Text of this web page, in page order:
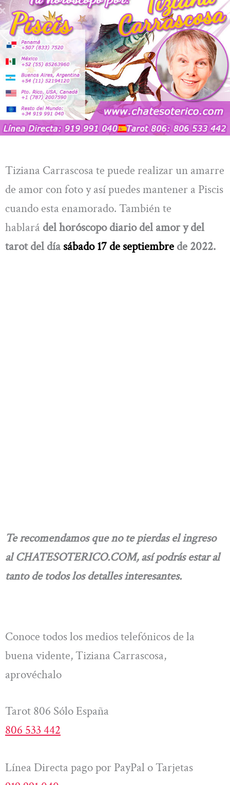
Tiziana Carrascosa te puede realizar un amarre
de amor con foto y así puedes mantener a Piscis
cuando esta enamorado. También te
hablará del horóscopo diario del amor y del
tarot del día sábado 17 de septiembre de 2022.
Te recomendamos que no te pierdas el ingreso
al CHATESOTERICO.COM, asípodrás estar al
tanto de todos los detalles interesantes.
Conoce todos los medios telefónicos de la
buena vidente, Tiziana Carrascosa,
aprovéchalo
Tarot 806 Sólo España
806 533 442
Línea Directa pago por PayPal o Tarjetas